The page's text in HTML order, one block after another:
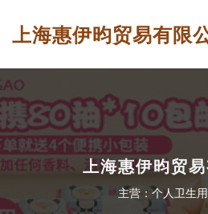
上海惠伊昀贸易有限
上海惠伊昀贸
主营：个人卫生